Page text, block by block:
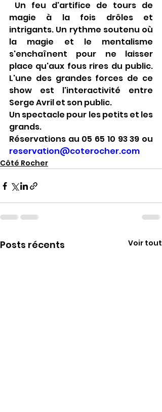
magie à la fois drôles et
intrigants. Un rythme soutenu où
la magie et le mentalisme
s'enchaînent pour ne laisser
place qu'aux fous rires du public.
L'une des grandes forces de ce
show est l'interactivité entre
Serge Avril et son public.
Un spectacle pour les petits et les
grands.
reservation@coterocher.com
Côté Rocher
Posts récents Voir tout